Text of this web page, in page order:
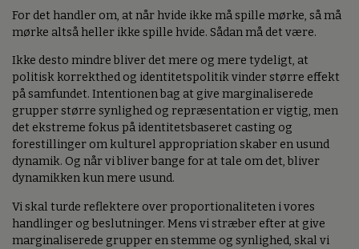
For det handler om, at når hvide ikke må spille mørke, så må
mørke altså heller ikke spille hvide. Sådan må det være.
Ikke desto mindre bliver det mere og mere tydeligt, at
politisk korrekthed og identitetspolitik vinder større effekt
på samfundet. Intentionen bag at give marginaliserede
grupper større synlighed og repræsentation er vigtig, men
det ekstreme fokus på identitetsbaseret casting og
forestillinger om kulturel appropriation skaber en usund
dynamik. Og når vi bliver bange for at tale om det, bliver
dynamikken kun mere usund.
Vi skal turde reflektere over proportionaliteten i vores
handlinger og beslutninger. Mens vi stræber efter at give
marginaliserede grupper en stemme og synlighed, skal vi